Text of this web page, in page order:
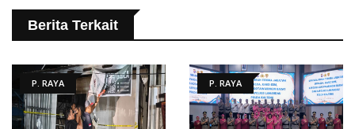
Berita Terkait
P. RAYA P. RAYA